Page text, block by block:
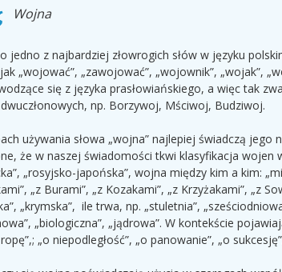
Wojna
jedno z najbardziej złowrogich słów w języku
„wojować”, „zawojować”, „wojownik”, „wojak”,
się z języka prasłowiańskiego, a więc tak
np. Borzywoj, Mściwoj, Budziwoj.
używania słowa „wojna” najlepiej świadczą
że w naszej świadomości tkwi klasyfikacja wojen
„rosyjsko-japońska”, wojna między kim a kim:
„z Burami”, „z Kozakami”, „z Krzyżakami”, „z
„krymska”, ile trwa, np. „stuletnia”,
„biologiczna”, „jądrowa”. W kontekście
„o niepodległość”, „o panowanie”, „o